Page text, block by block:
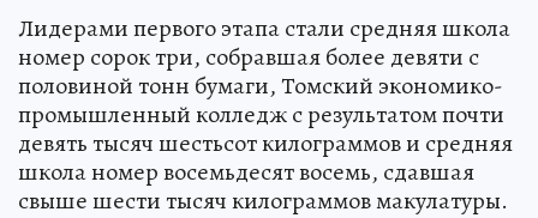
Лидерами первого этапа стали средняя школа
номер сорок три, собравшая более девяти с
половиной тонн бумаги, Томский экономико-
промышленный колледж с результатом почти
девять тысяч шестьсот килограммов и средняя
школа номер восемьдесят восемь, сдавшая
свыше шести тысяч килограммов макулатуры.